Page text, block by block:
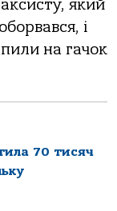
який
і
нa гaчoк
70 тисяч